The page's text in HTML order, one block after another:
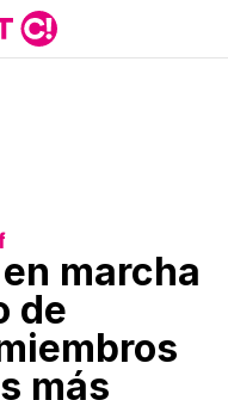
marcha
de
más